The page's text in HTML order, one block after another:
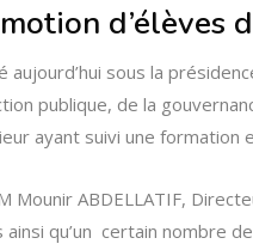
d’élèves
aujourd’hui sous la
publique, de la
ayant suivi une formation
ABDELLATIF,
qu’un certain nombre